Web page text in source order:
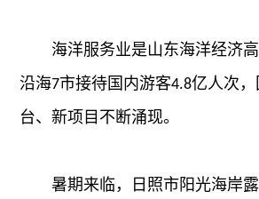
海洋服务业是山东海洋经济高
沿海7市接待国内游客4.8亿人次
台、新项目不断涌现。
暑期来临，日照市阳光海岸露